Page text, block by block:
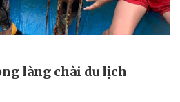
làng chài du lịch